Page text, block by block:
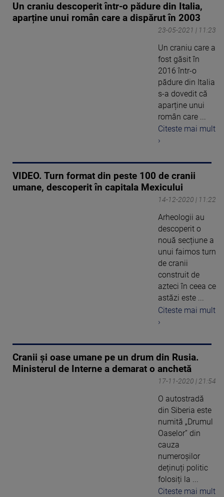
Un craniu descoperit într-o pădure din Italia,
aparține unui român care a dispărut în 2003
23-05-2021 | 11:23
Un craniu care a
fost găsit în
2016 într-o
pădure din Italia
s-a dovedit că
aparține unui
român care ...
Citeste mai mult
›
VIDEO. Turn format din peste 100 de cranii
umane, descoperit în capitala Mexicului
14-12-2020 | 11:22
Arheologii au
descoperit o
nouă secțiune a
unui faimos turn
de cranii
construit de
azteci în ceea ce
astăzi este ...
Citeste mai mult
›
Cranii și oase umane pe un drum din Rusia.
Ministerul de Interne a demarat o anchetă
17-11-2020 | 21:54
O autostradă
din Siberia este
numită „Drumul
Oaselor” din
cauza
numeroșilor
deținuți politic
folosiți la ...
Citeste mai mult